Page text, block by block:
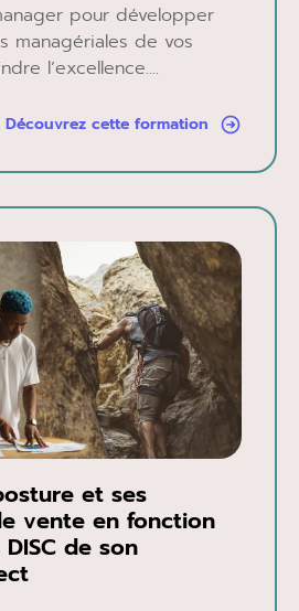
pour développer
managériales de vos
l’excellence....
Découvrez cette formation
et ses
vente en fonction
de son